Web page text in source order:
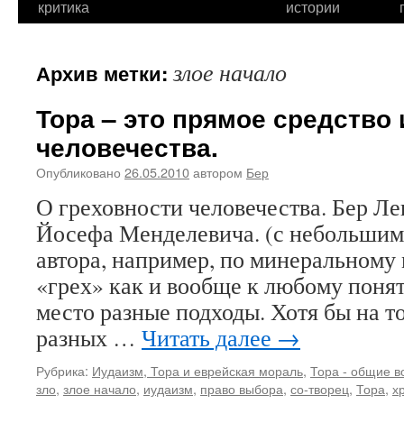
критика
истории
Архив метки:злое начало
Тора – это прямое
человечества.
Опубликовано 26.05.2010автором Бер
О греховности человечества. Бер
Йосефа Менделевича. (с
автора, например, по
«грех» как и вообще к любому
место разные подходы. Хотя бы на
разных … Читать далее →
Рубрика: Иудаизм, Тора и еврейская мораль, Тора - общие
зло, злое начало, иудаизм, право выбора, со-творец, Тора,